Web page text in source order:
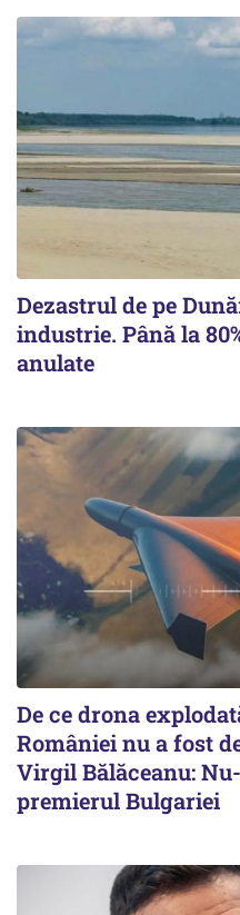
Dezastrul de pe
industrie. Până la
anulate
De ce drona
României nu a fost
Virgil Bălăceanu:
premierul Bulgariei